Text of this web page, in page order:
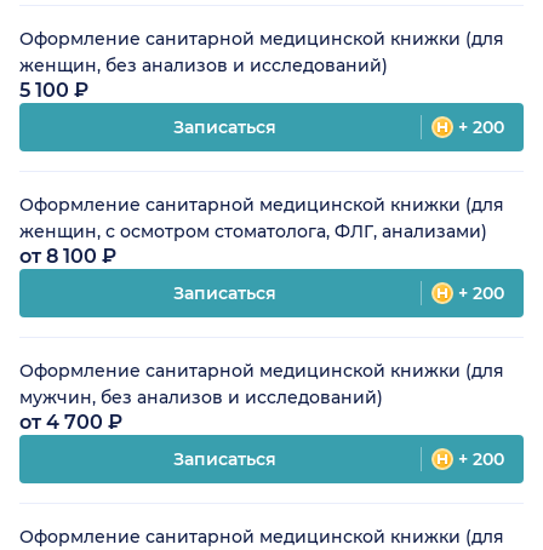
Оформление санитарной медицинской книжки (для
женщин, без анализов и исследований)
5 100 ₽
Записаться + 200
Оформление санитарной медицинской книжки (для
женщин, с осмотром стоматолога, ФЛГ, анализами)
от 8 100 ₽
Записаться + 200
Оформление санитарной медицинской книжки (для
мужчин, без анализов и исследований)
от 4 700 ₽
Записаться + 200
Оформление санитарной медицинской книжки (для